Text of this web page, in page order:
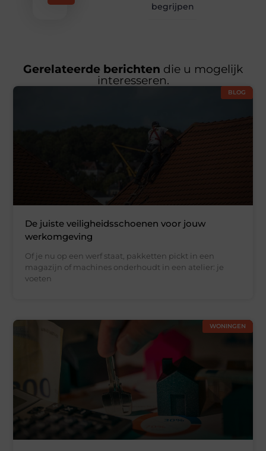
begrijpen
Gerelateerde berichten die u mogelijk
interesseren.
BLOG
De juiste veiligheidsschoenen voor jouw
werkomgeving
Of je nu op een werf staat, pakketten pickt in een
magazijn of machines onderhoudt in een atelier: je
voeten
WONINGEN